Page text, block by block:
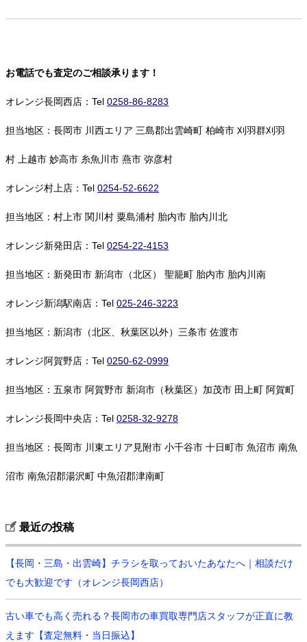
お電話でも査定のご相談承ります！
オレンジ長岡西店：Tel 0258-86-8283
担当地区：長岡市 川西エリア 三島郡出雲崎町 柏崎市 刈羽群刈羽
村 上越市 妙高市 糸魚川市 燕市 弥彦村
オレンジ村上店：Tel 0254-52-6622
担当地区：村上市 関川村 粟島浦村 胎内市 胎内川北
オレンジ新発田店：Tel 0254-22-4153
担当地区：新発田市 新潟市（北区） 聖籠町 胎内市 胎内川南
オレンジ新潟駅南店：Tel 025-246-3223
担当地区：新潟市（北区、秋葉区以外）三条市 佐渡市
オレンジ阿賀野店：Tel 0250-62-0999
担当地区：五泉市 阿賀野市 新潟市（秋葉区）加茂市 田上町 阿賀町
オレンジ長岡中央店：Tel 0258-32-9278
担当地区：長岡市 川東エリア見附市 小千谷市 十日町市 魚沼市 南魚
沼市 南魚沼郡湯沢町 中魚沼郡津南町
最近の投稿
【長岡・三島・出雲崎】チラシを取っておいたあなたへ｜相談だけ
でも大歓迎です（オレンジ長岡西店）
古い車でも高く売れる？長岡市の車買取専門店スタッフが正直に教
えます【査定無料・当日振込】